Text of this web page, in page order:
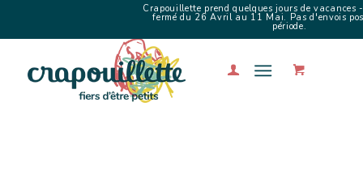
Crapouillette prend quelques jours de vacances
fermé du 26 Avril au 11 Mai. Pas d'envois
période.